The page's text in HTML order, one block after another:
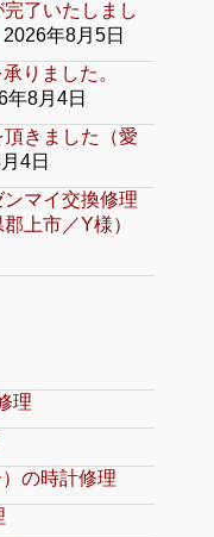
了いたしまし
2026年8月5日
りました。
年8月4日
きました（愛
4日
マイ交換修理
上市／Y様）
理
の時計修理